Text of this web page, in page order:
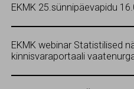
EKMK 25.sünnipäevapidu
EKMK webinar Statistilised
kinnisvaraportaali